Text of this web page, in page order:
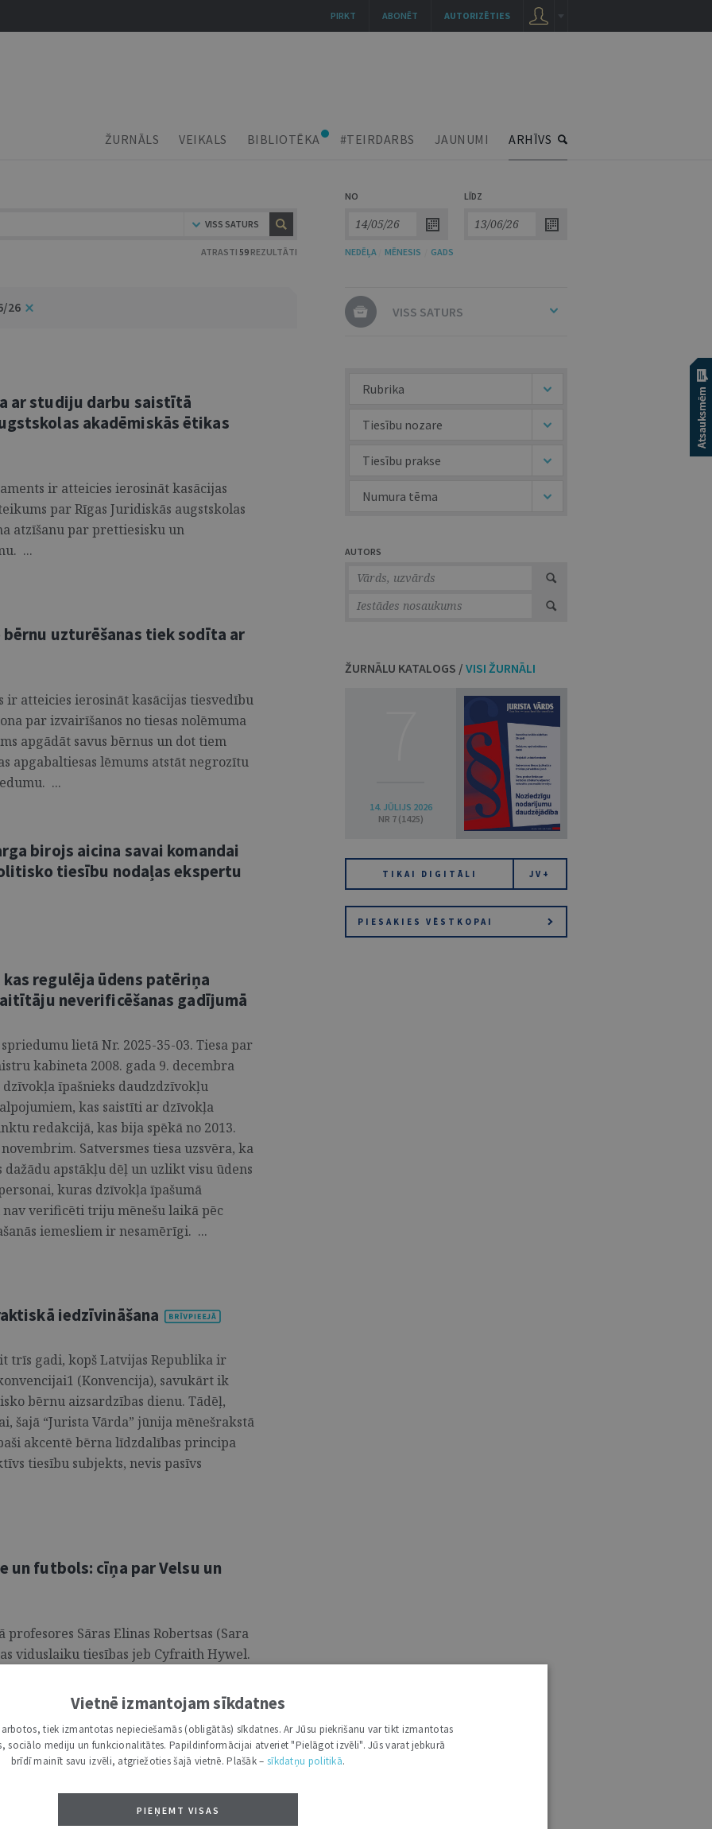
ŽURNĀLS VEIKALS BIBLIOTĒKA #TEIRDARBS JAUNUMI ARHĪVS
VISS SATURS
ATRASTI 59 REZULTĀTI
NO LĪDZ
NEDĒĻA MĒNESIS GADS
26
ar studiju darbu saistītā
akadēmiskās ētikas
ir atteicies ierosināt kasācijas
par Rīgas Juridiskās augstskolas
atzīšanu par prettiesisku un
...
uzturēšanas tiek sodīta ar
atteicies ierosināt kasācijas tiesvedību
par izvairīšanos no tiesas nolēmuma
apgādāt savus bērnus un dot tiem
apgabaltiesas lēmums atstāt negrozītu
...
birojs aicina savai komandai
tiesību nodaļas ekspertu
regulēja ūdens patēriņa
neverificēšanas gadījumā
lietā Nr. 2025-35-03. Tiesa par
kabineta 2008. gada 9. decembra
īpašnieks daudzdzīvokļu
kas saistīti ar dzīvokļa
redakcijā, kas bija spēkā no 2013.
Satversmes tiesa uzsvēra, ka
apstākļu dēļ un uzlikt visu ūdens
kuras dzīvokļa īpašumā
verificēti triju mēnešu laikā pēc
iemesliem ir nesamērīgi. ...
iedzīvināšana
trīs gadi, kopš Latvijas Republika ir
(Konvencija), savukārt ik
bērnu aizsardzības dienu. Tādēļ,
šajā “Jurista Vārda” jūnija mēnešrakstā
akcentē bērna līdzdalības principa
tiesību subjekts, nevis pasīvs
un futbols: cīņa par Velsu un
Sāras Elinas Robertsas (Sara
viduslaiku tiesības jeb Cyfraith Hywel.
un semināra, kuru viņa novadīja
profesores Sanitas Osipovas
attieksmi pret savu valodu un
kādēļ Velsas viduslaiku tiesību teksti
kas ietver daudz paslēptu, taču
bija iekārota Velsas sabiedrība
un ārzemniekiem, kā arī ļoti
atšķīrās no Anglijā esošās. Tāpat
VISS SATURS
Rubrika
Tiesību nozare
Tiesību prakse
Numura tēma
AUTORS
ŽURNĀLU KATALOGS / VISI ŽURNĀLI
14. JŪLIJS 2026
NR 7 (1425)
TIKAI DIGITĀLI JV+
PIESAKIES VĒSTKOPAI
AUTORIZĒTIES
ABONĒT
PIRKT
Vietnē izmantojam sīkdatnes
tiek izmantotas nepieciešamās (obligātās) sīkdatnes. Ar Jūsu piekrišanu var tikt izmantotas
sociālo mediju un funkcionalitātes. Papildinformācijai atveriet "Pielāgot izvēli". Jūs varat jebkurā
brīdī mainīt savu izvēli, atgriežoties šajā vietnē. Plašāk – sīkdatņu politikā.
PIEŅEMT VISAS